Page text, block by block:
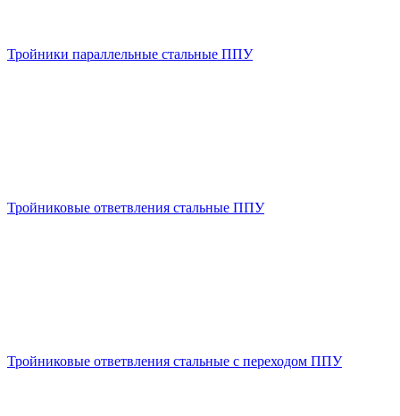
Тройники параллельные стальные ППУ
Тройниковые ответвления стальные ППУ
Тройниковые ответвления стальные с переходом ППУ